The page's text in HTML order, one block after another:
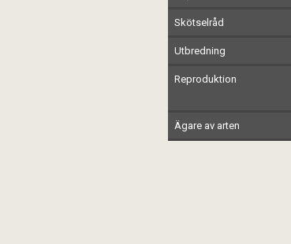
Skötselråd
Utbredning
Reproduktion
Ägare av arten